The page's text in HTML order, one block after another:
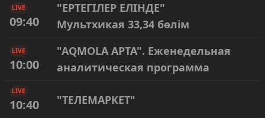
LIVE
09:40
"ЕРТЕГІЛЕР ЕЛІНДЕ"
Мультхикая 33,34 бөлім
LIVE
10:00
"AQMOLA APTA". Еженедельная
аналитическая программа
LIVE
10:40 "ТЕЛЕМАРКЕТ"